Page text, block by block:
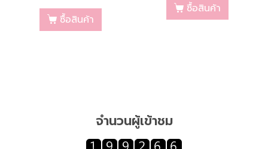
ซื้อสินค้า
ซื้อสินค้า
จำนวนผู้เข้าชม